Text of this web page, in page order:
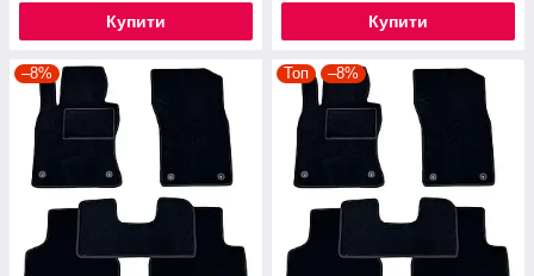
Купити Купити
–8% Топ –8%